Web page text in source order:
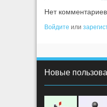
Нет
Войдите или
Новые